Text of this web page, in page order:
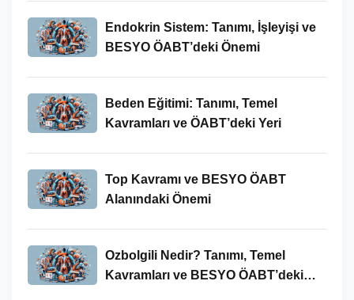
Endokrin Sistem: Tanımı, İşleyişi ve
BESYO ÖABT’deki Önemi
Beden Eğitimi: Tanımı, Temel
Kavramları ve ÖABT’deki Yeri
Top Kavramı ve BESYO ÖABT
Alanındaki Önemi
Ozbolgili Nedir? Tanımı, Temel
Kavramları ve BESYO ÖABT’deki